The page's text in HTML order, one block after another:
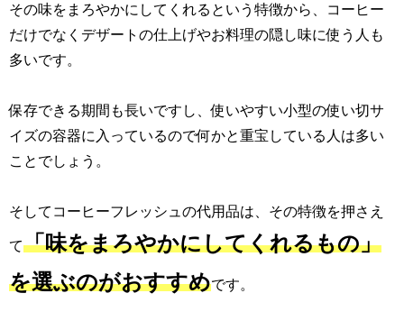
その味をまろやかにしてくれるという特徴から、コーヒー
だけでなくデザートの仕上げやお料理の隠し味に使う人も
多いです。
保存できる期間も長いですし、使いやすい小型の使い切サ
イズの容器に入っているので何かと重宝している人は多い
ことでしょう。
そしてコーヒーフレッシュの代用品は、その特徴を押さえ
て「味をまろやかにしてくれるもの」
を選ぶのがおすすめです。